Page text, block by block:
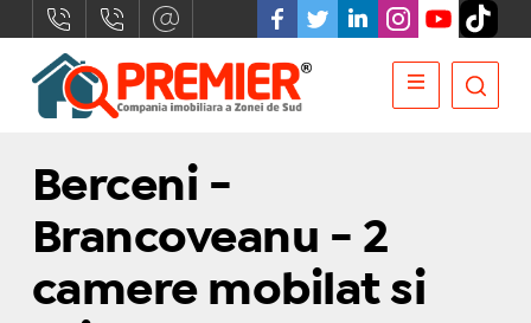
Berceni -
Brancoveanu - 2
camere mobilat si